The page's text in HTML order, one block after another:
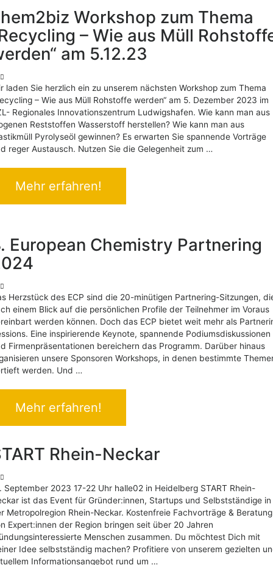
Workshop zum Thema
– Wie aus Müll
am 5.12.23
laden Sie herzlich ein zu unserem nächsten Workshop zum Thema
– Wie aus Müll Rohstoffe werden“ am 5. Dezember 2023 im
Regionales Innovationszentrum Ludwigshafen. Wie kann man aus
Reststoffen Wasserstoff herstellen? Wie kann man aus
Pyrolyseöl gewinnen? Es erwarten Sie spannende Vorträge
reger Austausch. Nutzen Sie die Gelegenheit zum …
Mehr erfahren!
European Chemistry Partnering
Herzstück des ECP sind die 20-minütigen Partnering-Sitzungen,
einem Blick auf die persönlichen Profile der Teilnehmer im Voraus
werden können. Doch das ECP bietet weit mehr als
Eine inspirierende Keynote, spannende Podiumsdiskussionen
Firmenpräsentationen bereichern das Programm. Darüber hinaus
unsere Sponsoren Workshops, in denen bestimmte
werden. Und …
Mehr erfahren!
Rhein-Neckar
September 2023 17-22 Uhr halle02 in Heidelberg START Rhein-
ist das Event für Gründer:innen, Startups und Selbstständige in
Metropolregion Rhein-Neckar. Kostenfreie Fachvorträge & Beratung
Expert:innen der Region bringen seit über 20 Jahren
Menschen zusammen. Du möchtest Dich mit
Idee selbstständig machen? Profitiere von unserem gezielten
Informationsangebot rund um …